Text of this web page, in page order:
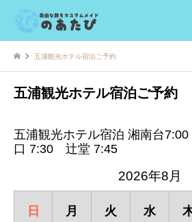
五浦観光ホテル宿泊ご予約
五浦観光ホテル宿泊ご予約
五浦観光ホテル宿泊 湘南台
口 7:30 辻堂 7:45
2026年8月
日 月 火 水